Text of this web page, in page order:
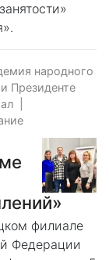
народного
Президенте
филиале
Федерации